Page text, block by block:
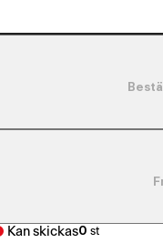
Kan skickas0 st